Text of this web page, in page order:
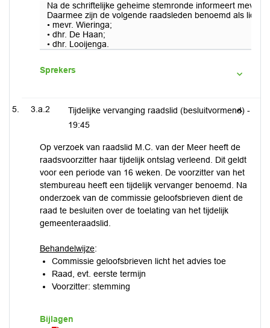
Na de schriftelijke geheime stemronde informeert mevr.
Daarmee zijn de volgende raadsleden benoemd als lid
• mevr. Wieringa;
• dhr. De Haan;
• dhr. Looijenga.
Sprekers
3.a.2
Tijdelijke vervanging raadslid (besluitvormend) -
19:45
Op verzoek van raadslid M.C. van der Meer heeft de
raadsvoorzitter haar tijdelijk ontslag verleend. Dit geldt
voor een periode van 16 weken. De voorzitter van het
stembureau heeft een tijdelijk vervanger benoemd. Na
onderzoek van de commissie geloofsbrieven dient de
raad te besluiten over de toelating van het tijdelijk
gemeenteraadslid.
Behandelwijze:
Commissie geloofsbrieven licht het advies toe
Raad, evt. eerste termijn
Voorzitter: stemming
Bijlagen